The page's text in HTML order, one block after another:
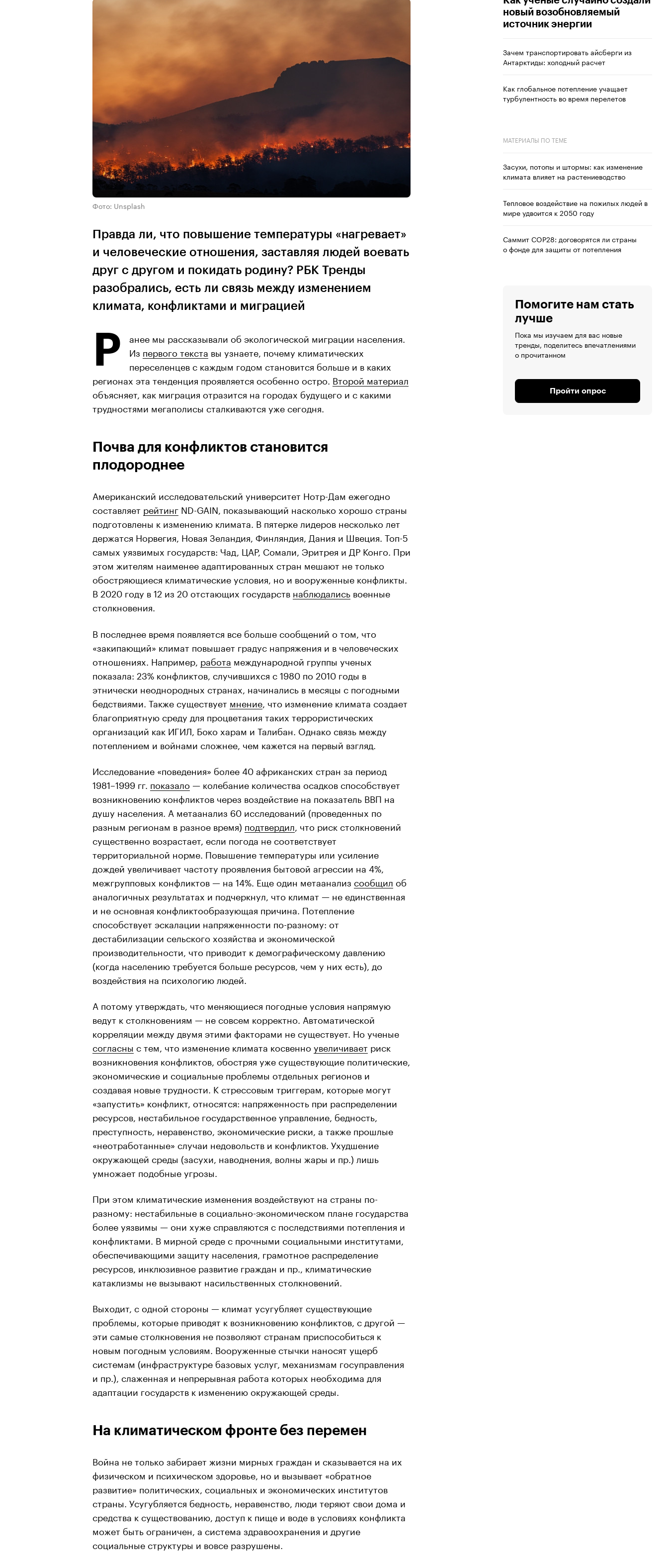
Фото: Unsplash
Правда ли, что повышение температуры «нагревает»
и человеческие отношения, заставляя людей воевать
друг с другом и покидать родину? РБК Тренды
разобрались, есть ли связь между изменением
климата, конфликтами и миграцией
Р
анее мы рассказывали об экологической миграции населения.
Из первого текста вы узнаете, почему климатических
переселенцев с каждым годом становится больше и в каких
регионах эта тенденция проявляется особенно остро. Второй материал
объясняет, как миграция отразится на городах будущего и с какими
трудностями мегаполисы сталкиваются уже сегодня.
Почва для конфликтов становится
плодороднее
Американский исследовательский университет Нотр-Дам ежегодно
составляет рейтинг ND-GAIN, показывающий насколько хорошо страны
подготовлены к изменению климата. В пятерке лидеров несколько лет
держатся Норвегия, Новая Зеландия, Финляндия, Дания и Швеция. Топ-5
самых уязвимых государств: Чад, ЦАР, Сомали, Эритрея и ДР Конго. При
этом жителям наименее адаптированных стран мешают не только
обостряющиеся климатические условия, но и вооруженные конфликты.
В 2020 году в 12 из 20 отстающих государств наблюдались военные
столкновения.
00:00 / 00:00
В последнее время появляется все больше сообщений о том, что
«закипающий» климат повышает градус напряжения и в человеческих
отношениях. Например, работа международной группы ученых
показала: 23% конфликтов, случившихся с 1980 по 2010 годы в
этнически неоднородных странах, начинались в месяцы с погодными
бедствиями. Также существует мнение , что изменение климата создает
благоприятную среду для процветания таких террористических
организаций как ИГИЛ, Боко харам и Талибан. Однако связь между
потеплением и войнами сложнее, чем кажется на первый взгляд.
Исследование «поведения» более 40 африканских стран за период
1981–1999 гг. показало — колебание количества осадков способствует
возникновению конфликтов через воздействие на показатель ВВП на
душу населения. А метаанализ 60 исследований (проведенных по
разным регионам в разное время) подтвердил , что риск столкновений
существенно возрастает, если погода не соответствует
территориальной норме. Повышение температуры или усиление
дождей увеличивает частоту проявления бытовой агрессии на 4%,
межгрупповых конфликтов — на 14%. Еще один метаанализ сообщил об
аналогичных результатах и подчеркнул, что климат — не единственная
и не основная конфликтообразующая причина. Потепление
способствует эскалации напряженности по-разному: от
дестабилизации сельского хозяйства и экономической
производительности, что приводит к демографическому давлению
(когда населению требуется больше ресурсов, чем у них есть), до
воздействия на психологию людей.
А потому утверждать, что меняющиеся погодные условия напрямую
ведут к столкновениям — не совсем корректно. Автоматической
корреляции между двумя этими факторами не существует. Но ученые
согласны с тем, что изменение климата косвенноувеличивает риск
возникновения конфликтов, обостряя уже существующие политические,
экономические и социальные проблемы отдельных регионов и
создавая новые трудности. К стрессовым триггерам, которые могут
«запустить» конфликт, относятся: напряженность при распределении
ресурсов, нестабильное государственное управление, бедность,
преступность, неравенство, экономические риски, а также прошлые
«неотработанные» случаи недовольств и конфликтов. Ухудшение
окружающей среды (засухи, наводнения, волны жары и пр.) лишь
умножает подобные угрозы.
При этом климатические изменения воздействуют на страны по-
разному: нестабильные в социально-экономическом плане государства
более уязвимы — они хуже справляются с последствиями потепления и
конфликтами. В мирной среде с прочными социальными институтами,
обеспечивающими защиту населения, грамотное распределение
ресурсов, инклюзивное развитие граждан и пр., климатические
катаклизмы не вызывают насильственных столкновений.
Выходит, с одной стороны — климат усугубляет существующие
проблемы, которые приводят к возникновению конфликтов, с другой —
эти самые столкновения не позволяют странам приспособиться к
новым погодным условиям. Вооруженные стычки наносят ущерб
системам (инфраструктуре базовых услуг, механизмам госуправления
и пр.), слаженная и непрерывная работа которых необходима для
адаптации государств к изменению окружающей среды.
На климатическом фронте без перемен
Война не только забирает жизни мирных граждан и сказывается на их
физическом и психическом здоровье, но и вызывает «обратное
развитие» политических, социальных и экономических институтов
страны. Усугубляется бедность, неравенство, люди теряют свои дома и
средства к существованию, доступ к пище и воде в условиях конфликта
может быть ограничен, а система здравоохранения и другие
социальные структуры и вовсе разрушены.
новый возобновляемый
источник энергии
Зачем транспортировать айсберги из
Антарктиды: холодный расчет
Как глобальное потепление учащает
турбулентность во время перелетов
МАТЕРИАЛЫ ПО ТЕМЕ
Засухи, потопы и штормы: как изменение
климата влияет на растениеводство
Тепловое воздействие на пожилых людей в
мире удвоится к 2050 году
Саммит COP28: договорятся ли страны
о фонде для защиты от потепления
Помогите нам стать
лучше
Пока мы изучаем для вас новые
тренды, поделитесь впечатлениями
о прочитанном
Пройти опрос